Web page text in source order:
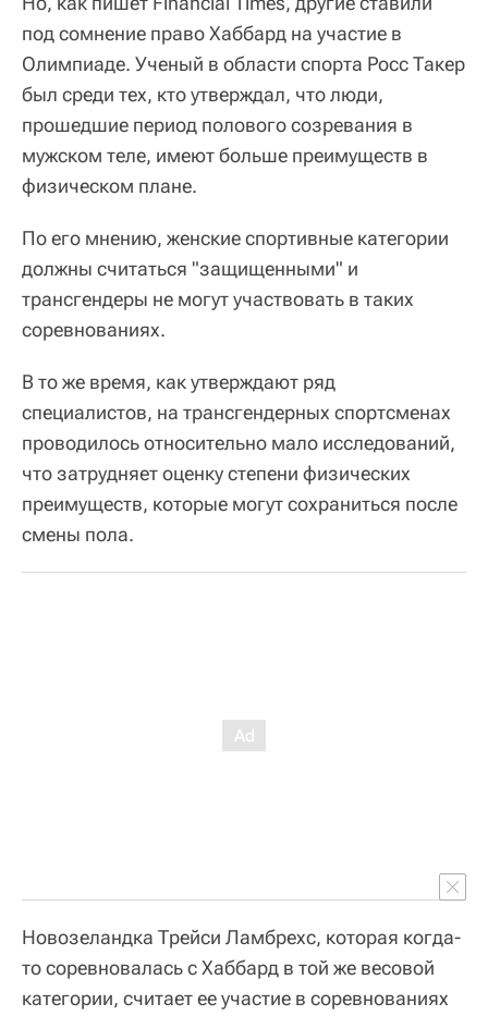
под сомнение право Хаббард на участие в
Олимпиаде. Ученый в области спорта Росс Такер
был среди тех, кто утверждал, что люди,
прошедшие период полового созревания в
мужском теле, имеют больше преимуществ в
физическом плане.
По его мнению, женские спортивные категории
должны считаться "защищенными" и
трансгендеры не могут участвовать в таких
соревнованиях.
В то же время, как утверждают ряд
специалистов, на трансгендерных спортсменах
проводилось относительно мало исследований,
что затрудняет оценку степени физических
преимуществ, которые могут сохраниться после
смены пола.
Новозеландка Трейси Ламбрехс, которая когда-
то соревновалась с Хаббард в той же весовой
категории, считает ее участие в соревнованиях